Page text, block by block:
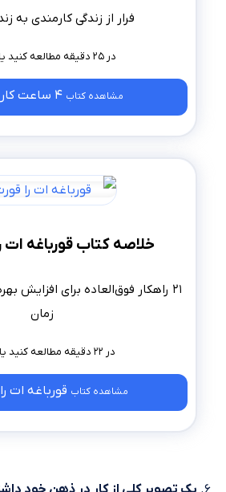
فرار از زندگی کارمندی به
در ۲۵ دقیقه مطالعه کنید
مشاهده کتاب 4 ساعت کار در هفته
خلاصه کتاب قورباغه ات
۲۱ راهکار فوق‌العاده برای افزایش
زمان
در ۲۲ دقیقه مطالعه کنید
مشاهده کتاب قورباغه ات